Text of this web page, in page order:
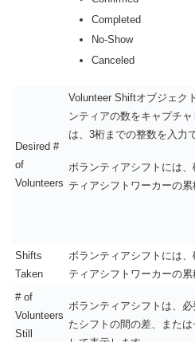
Completed
No-Show
Canceled
Desired #
of
Volunteers
Volunteer Shiftオブジェク
ンティアの数をキャプチ
は、3桁までの整数を入力
ボランティアシフトには
ティアシフトワーカーの累
Shifts
Taken
ボランティアシフトには
ティアシフトワーカーの累
# of
Volunteers
Still
ボランティアシフトは、
たシフトの間の差、また